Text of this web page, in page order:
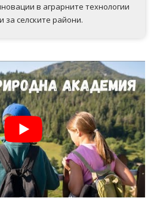
в аграрните технологии
за селските райони.